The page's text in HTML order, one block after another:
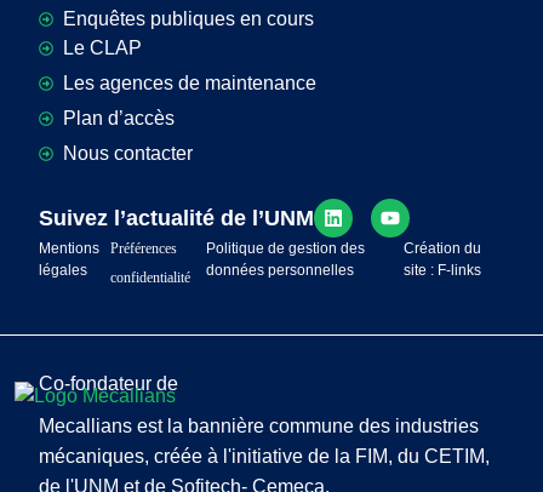
Enquêtes publiques en cours
Le CLAP
Les agences de maintenance
Plan d’accès
Nous contacter
Suivez l’actualité de l’UNM
Mentions
légales
Préférences
confidentialité
Politique de gestion des
données personnelles
Création du
site : F-links
Co-fondateur de
Mecallians est la bannière commune des industries
mécaniques, créée à l'initiative de la FIM, du CETIM,
de l'UNM et de Sofitech- Cemeca.